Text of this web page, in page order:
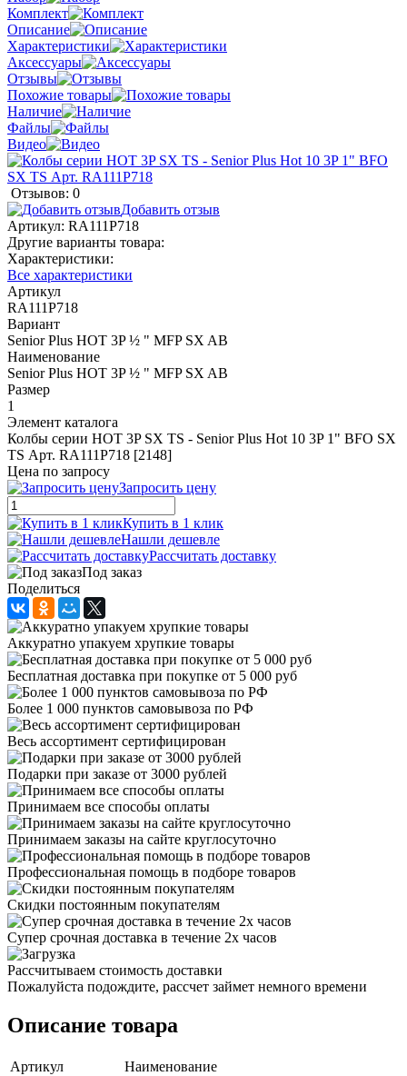
Комплект
Описание
Характеристики
Аксессуары
Отзывы
Похожие товары
Наличие
Файлы
Видео
Отзывов: 0
Добавить отзыв
Артикул: RA111P718
Другие варианты товара:
Характеристики:
Все характеристики
Артикул
RA111P718
Вариант
Senior Plus HOT 3P ½ " MFP SX AB
Наименование
Senior Plus HOT 3P ½ " MFP SX AB
Размер
1
Элемент каталога
Колбы серии HOT 3P SX TS - Senior Plus Hot 10 3P 1" BFO SX
TS Арт. RA111P718 [2148]
Цена по запросу
Запросить цену
Купить в 1 клик
Нашли дешевле
Рассчитать доставку
Под заказ
Поделиться
Аккуратно упакуем хрупкие товары
Бесплатная доставка при покупке от 5 000 руб
Более 1 000 пунктов самовывоза по РФ
Весь ассортимент сертифицирован
Подарки при заказе от 3000 рублей
Принимаем все способы оплаты
Принимаем заказы на сайте круглосуточно
Профессиональная помощь в подборе товаров
Скидки постоянным покупателям
Супер срочная доставка в течение 2х часов
Рассчитываем стоимость доставки
Пожалуйста подождите, рассчет займет немного времени
Описание товара
Артикул
Наименование